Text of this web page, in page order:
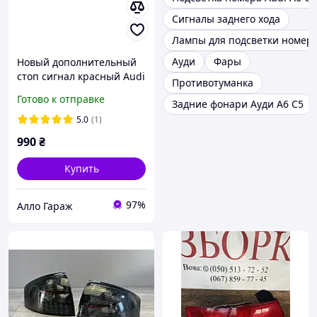
Новый дополнительный
стоп сигнал красный Audi
сигнал дополнительный
Ауди ТТ 8J0945097
Готово к отправке
5.0 (1)
990₴
Купить
Алло Гараж 97%
Сигналы заднего хода
Лампы для подсветки
Ауди
Фары
Противотуманка
Задние фонари Ауди A6 C5